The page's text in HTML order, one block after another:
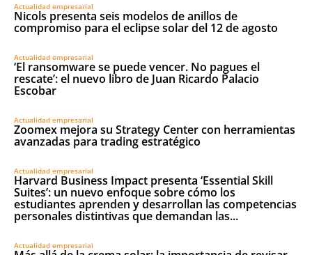
Actualidad empresarial
Nicols presenta seis modelos de anillos de
compromiso para el eclipse solar del 12 de agosto
Actualidad empresarial
‘El ransomware se puede vencer. No pagues el
rescate’: el nuevo libro de Juan Ricardo Palacio
Escobar
Actualidad empresarial
Zoomex mejora su Strategy Center con herramientas
avanzadas para trading estratégico
Actualidad empresarial
Harvard Business Impact presenta ‘Essential Skill
Suites’: un nuevo enfoque sobre cómo los
estudiantes aprenden y desarrollan las competencias
personales distintivas que demandan las...
Actualidad empresarial